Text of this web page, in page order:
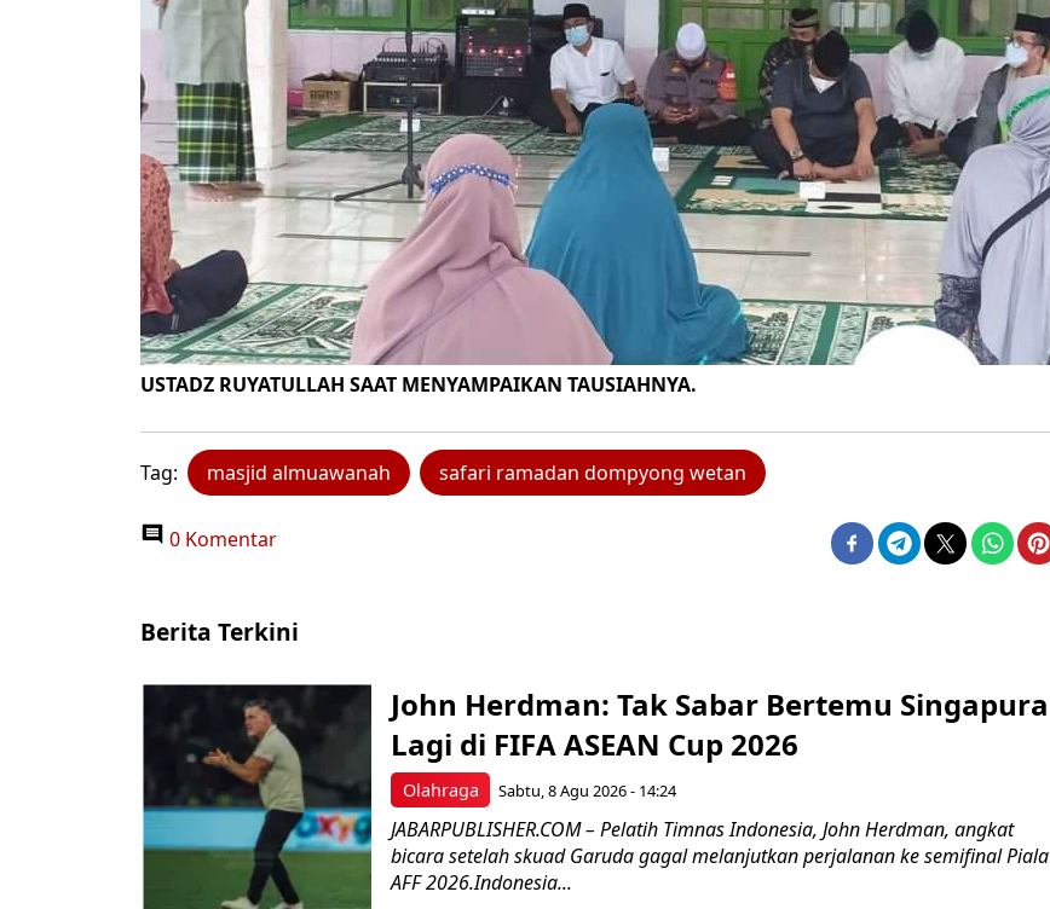
USTADZ RUYATULLAH SAAT MENYAMPAIKAN TAUSIAHNYA.
Tag: masjid almuawanah safari ramadan dompyong wetan
0 Komentar
Berita Terkini
Olahraga
John Herdman: Tak Sabar Bertemu Singapura
Lagi di FIFA ASEAN Cup 2026
Sabtu, 8 Agu 2026 - 14:24
JABARPUBLISHER.COM – Pelatih Timnas Indonesia, John Herdman, angkat
bicara setelah skuad Garuda gagal melanjutkan perjalanan ke semifinal Piala
AFF 2026.Indonesia...